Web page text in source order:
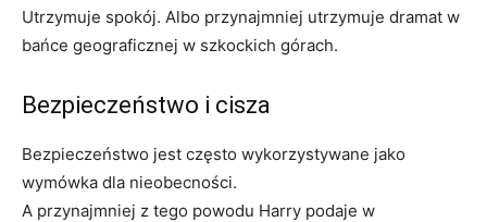
Utrzymuje spokój. Albo przynajmniej utrzymuje dramat w
bańce geograficznej w szkockich górach.
Bezpieczeństwo i cisza
Bezpieczeństwo jest często wykorzystywane jako
wymówka dla nieobecności.
A przynajmniej z tego powodu Harry podaje w